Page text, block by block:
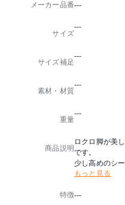
メーカー品番---
サイズ
---
サイズ補足
---
素材・材質
---
重量
---
商品説明
ロクロ脚が美
です。
少し高めのシ
で座るとさら
もっと見る
特徴---